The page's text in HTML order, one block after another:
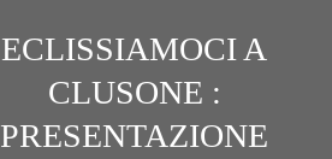
ECLISSIAMOCI A
CLUSONE :
PRESENTAZIONE